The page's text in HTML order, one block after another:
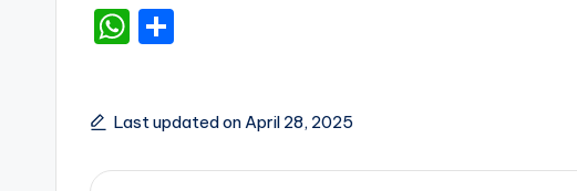
W
ts
A
e
Last updated on April 28, 2025